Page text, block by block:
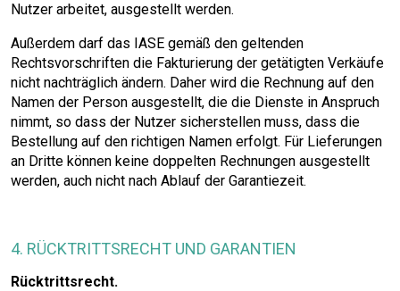
Nutzer arbeitet, ausgestellt werden.
Außerdem darf das IASE gemäß den geltenden
Rechtsvorschriften die Fakturierung der getätigten Verkäufe
nicht nachträglich ändern. Daher wird die Rechnung auf den
Namen der Person ausgestellt, die die Dienste in Anspruch
nimmt, so dass der Nutzer sicherstellen muss, dass die
Bestellung auf den richtigen Namen erfolgt. Für Lieferungen
an Dritte können keine doppelten Rechnungen ausgestellt
werden, auch nicht nach Ablauf der Garantiezeit.
4. RÜCKTRITTSRECHT UND GARANTIEN
Rücktrittsrecht.